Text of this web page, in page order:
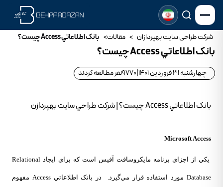
شرکت طراحی سایت بهپردازان > مقالات> بانک اطلاعاتي Access چيست؟
بانک اطلاعاتي Access چيست؟
چهارشنبه 31 فروردین 1401 9770نفر مطالعه کردند
بانک اطلاعاتي Access چيست؟ | شرکت طراحي سايت بهپردازن
‌Microsoft Access
يکي از اجزاي برنامه مايکروسافت آفيس است که براي ايجاد Relational
Database مورد استفاده قرار مي‌گيرد. در بانک اطلاعاتي Access مفهوم